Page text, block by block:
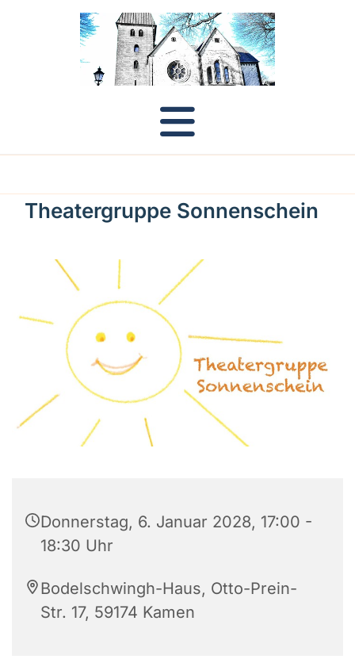
Theatergruppe Sonnenschein
Donnerstag, 6. Januar 2028, 17:00 -
18:30 Uhr
Bodelschwingh-Haus, Otto-Prein-
Str. 17, 59174 Kamen